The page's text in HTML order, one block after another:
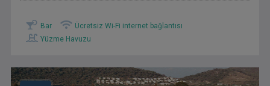
Bar
Ücretsiz Wi-Fi internet bağlantısı
Yüzme Havuzu